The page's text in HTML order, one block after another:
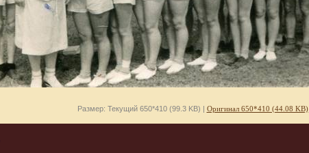
Размер: Текущий 650*410 (99.3 KB) | Оригинал 650*410 (44.08 KB)